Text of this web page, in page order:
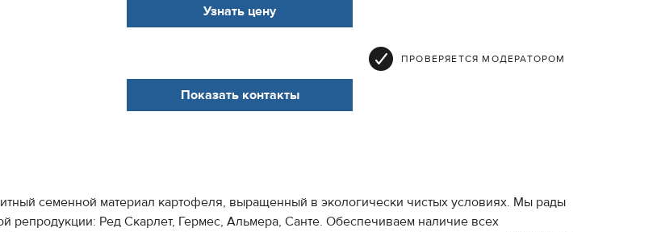
Узнать цену
ПРОВЕРЯЕТСЯ МОДЕРАТОРОМ
Показать контакты
семенной материал картофеля, выращенный в экологически чистых условиях. Мы рады
репродукции: Ред Скарлет, Гермес, Альмера, Санте. Обеспечиваем наличие всех